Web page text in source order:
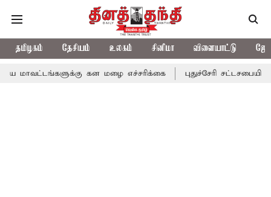
தமிழகம் தேசியம் உலகம் சினிமா விளையாட்டு
கன மழை எச்சரிக்கை புதுச்சேரி சட்டசபையில் வரும்